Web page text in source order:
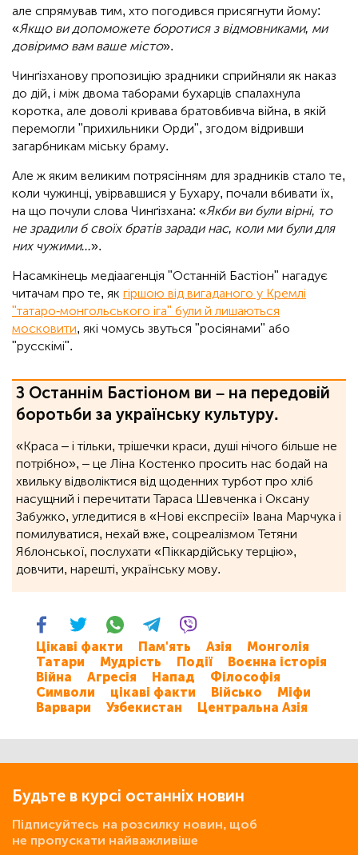
але спрямував тим, хто погодився присягнути йому:
«Якщо ви допоможете боротися з відмовниками, ми
довіримо вам ваше місто».
Чинґізханову пропозицію зрадники сприйняли як наказ
до дій, і між двома таборами бухарців спалахнула
коротка, але доволі кривава братовбивча війна, в якій
перемогли "прихильники Орди", згодом відривши
загарбникам міську браму.
Але ж яким великим потрясінням для зрадників стало те,
коли чужинці, увірвавшися у Бухару, почали вбивати їх,
на що почули слова Чинґізхана: «Якби ви були вірні, то
не зрадили б своїх братів заради нас, коли ми були для
них чужими...».
Насамкінець медіаагенція "Останній Бастіон" нагадує
читачам про те, як гіршою від вигаданого у Кремлі
"татаро-монгольського іга" були й лишаються
московити, які чомусь звуться "росіянами" або
"русскімі".
З Останнім Бастіоном ви – на передовій
боротьби за українську культуру.
«Краса – і тільки, трішечки краси, душі нічого більше не
потрібно», ‒ це Ліна Костенко просить нас бодай на
хвильку відволіктися від щоденних турбот про хліб
насущний і перечитати Тараса Шевченка і Оксану
Забужко, угледитися в «Нові експресії» Івана Марчука і
помилуватися, нехай вже, соцреалізмом Тетяни
Яблонської, послухати «Піккардійську терцію»,
довчити, нарешті, українську мову.
Цікаві факти Пам'ять Азія
Монголія
Татари
Мудрість Події
Воєнна історія
Війна
Агресія Напад
Філософія
Символи
цікаві факти Військо
Міфи
Варвари
Узбекистан Центральна Азія
Будьте в курсі останніх новин
Підписуйтесь на розсилку новин, щоб
не пропускати найважливіше